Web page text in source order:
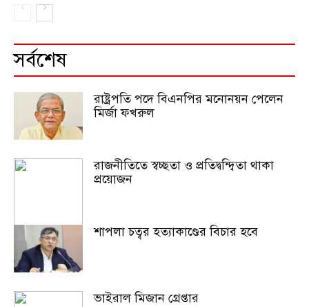
সর্বশেষ
রাষ্ট্রপতি পদে বিএনপির মনোনয়ন পেলেন
মির্জা ফখরুল
রাজনীতিতে স্বচ্ছতা ও প্রতিদ্বন্দ্বিতা থাকা
প্রয়োজন
শাপলা চত্বর হত্যাকাণ্ডের বিচার হবে
ভাইরাল মিজান গ্রেপ্তার